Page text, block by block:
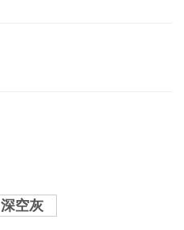
深空灰